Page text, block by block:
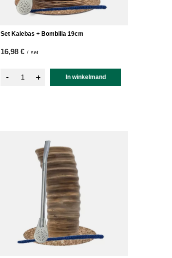
Set Kalebas + Bombilla 19cm
16,98 € / set
- + In winkelmand